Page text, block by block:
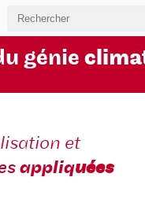
génie
et
appliquées